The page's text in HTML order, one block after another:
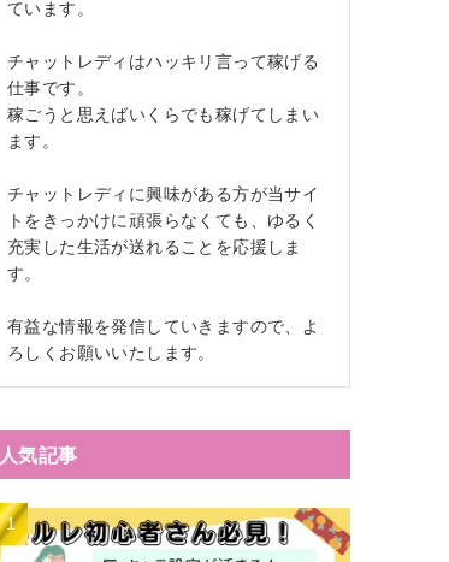
ています。
チャットレディはハッキリ言って稼げる
仕事です。
稼ごうと思えばいくらでも稼げてしまい
ます。
チャットレディに興味がある方が当サイ
トをきっかけに頑張らなくても、ゆるく
充実した生活が送れることを応援しま
す。
有益な情報を発信していきますので、よ
ろしくお願いいたします。
人気記事